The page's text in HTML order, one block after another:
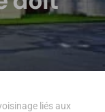
liés aux